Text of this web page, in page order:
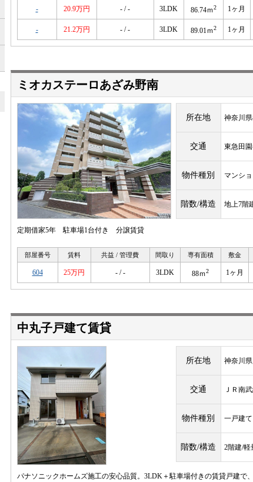
- 20.9万円 - / - 3LDK 86.74ｍ2 1ヶ月
- 21.2万円 - / - 3LDK 89.01ｍ2 1ヶ月
ミオカステーロあざみ野南
所在地 神奈川
交通 東急田
物件種別 マンシ
階数/構造 地上7階
定期借家5年 駐車場1台付き 分譲賃貸
部屋番号 賃料 共益 / 管理費 間取り 専有面積 敷金
604 25万円 - / - 3LDK 88ｍ2 1ヶ月
中丸子戸建て賃貸
所在地 神奈川
交通 ＪＲ南
物件種別 一戸建て
階数/構造 2階建/軽
パナソニックホームズ施工の安心品質。3LDK＋駐車場付きの賃貸戸建で